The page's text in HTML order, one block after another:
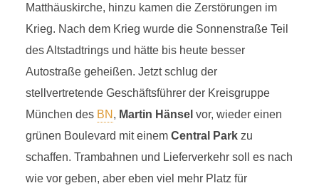
Matthäuskirche, hinzu kamen die Zerstörungen im
Krieg. Nach dem Krieg wurde die Sonnenstraße Teil
des Altstadtrings und hätte bis heute besser
Autostraße geheißen. Jetzt schlug der
stellvertretende Geschäftsführer der Kreisgruppe
München des BN , Martin Hänsel vor, wieder einen
grünen Boulevard mit einem Central Parkzu
schaffen. Trambahnen und Lieferverkehr soll es nach
wie vor geben, aber eben viel mehr Platz für